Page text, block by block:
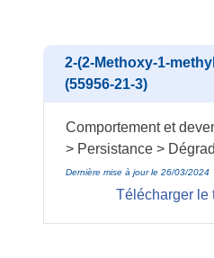
2-(2-Methoxy-1-
(55956-21-3)
Comportement et
> Persistance >
Dernière mise à jour le 26/03/2024
Télécharger le